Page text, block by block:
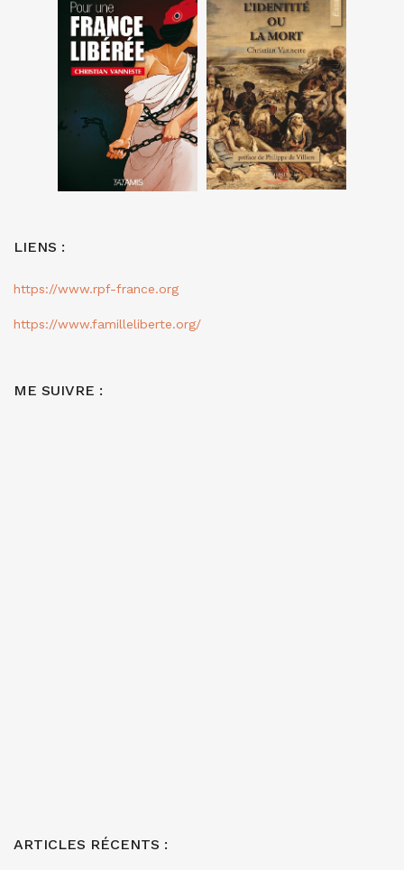
LIENS :
https://www.rpf-france.org
https://www.familleliberte.org/
ME SUIVRE :
ARTICLES RÉCENTS :